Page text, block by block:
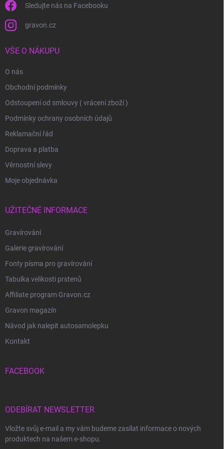
Sledujte nás na Facebooku
gravon.cz
VŠE O NÁKUPU
O nás
Obchodní podmínky
Odstoupení od smlouvy ( vrácení zboží )
Podmínky ochrany osobních údajů
Reklamační řád
Doprava a platba
Věrnostní slevy
Moje objednávka
UŽITEČNÉ INFORMACE
Gravírování
Galerie gravírování
Fonty písma pro gravírování
Tabulka velikosti prstenů
Affiliate program Gravon.cz
Gravon magazín
Návod jak nalepit autosamolepku
Kontakt
FACEBOOK
ODEBÍRAT NEWSLETTER
Vložte svůj e-mail a my vám budeme zasílat informace o nových
produktech na našem e-shopu.